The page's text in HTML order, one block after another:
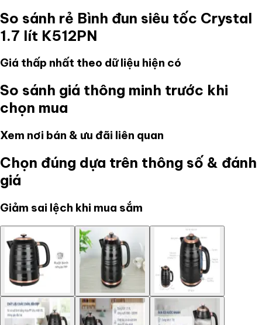
So sánh rẻ Bình đun siêu tốc Crystal
1.7 lít K512PN
Giá thấp nhất theo dữ liệu hiện có
So sánh giá thông minh trước khi
chọn mua
Xem nơi bán & ưu đãi liên quan
Chọn đúng dựa trên thông số & đánh
giá
Giảm sai lệch khi mua sắm